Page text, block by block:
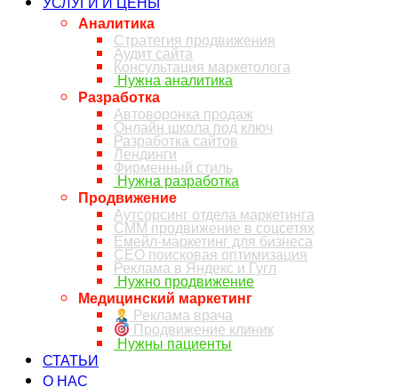
Аналитика
Стратегия продвижения
Аудит сайта
Консультация маркетолога
Нужна аналитика
Разработка
Автоворонка продаж
Онлайн школа под ключ
Разработка сайтов
Лендинги
Фирменный стиль
Нужна разработка
Продвижение
Аутсорсинг отдела маркетинга
СММ продвижение в соцсетях
Емейл-маркетинг для бизнеса
СЕО поисковая оптимизация
Реклама в Яндекс и Гугл
Нужно продвижение
Медицинский маркетинг
Реклама врача
Продвижение клиник
Нужны пациенты
СТАТЬИ
О НАС